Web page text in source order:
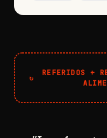
↻
REFERIDOS +